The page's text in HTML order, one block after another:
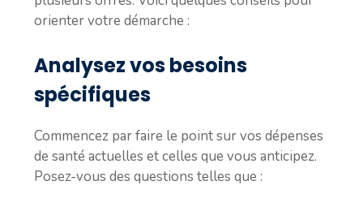
orienter votre démarche :
Analysez vos besoins
spécifiques
Commencez par faire le point sur vos dépenses
de santé actuelles et celles que vous anticipez.
Posez-vous des questions telles que :